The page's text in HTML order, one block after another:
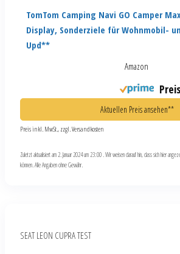
TomTom Camping Navi GO Camper
Display, Sonderziele für Wohnmobil-
Upd**
Amazon
Aktuellen Preis ansehen**
Preis inkl. MwSt., zzgl. Versandkosten
Zuletzt aktualisiert am 2. Januar 2024 um 23:00 . Wir weisen darauf hin, dass sich hier
können. Alle Angaben ohne Gewähr.
SEAT LEON CUPRA TEST